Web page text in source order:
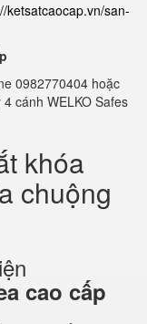
ketsatcaocap.vn/san-
0982770404 hoặc
cánh WELKO Safes
khóa
chuộng
cao cấp